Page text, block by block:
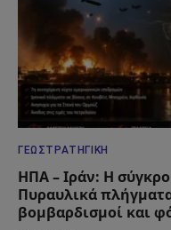
ΓΕΩΣΤΡΑΤΗΓΙΚΉ
ΗΠΑ – Ιράν: Η
Πυραυλικά
βομβαρδισμοί και